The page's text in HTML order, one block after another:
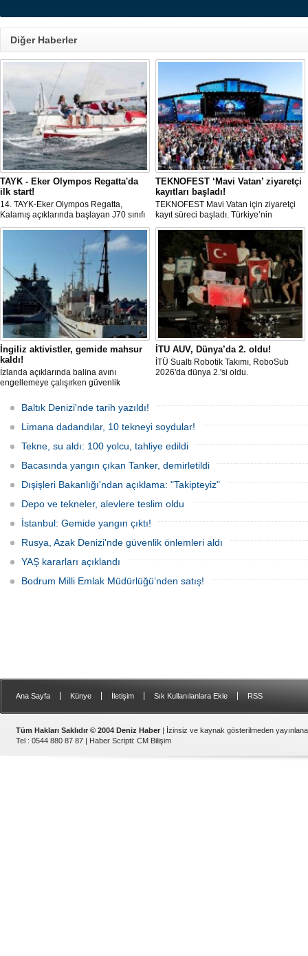
Diğer Haberler
TAYK - Eker Olympos Regatta'da
ilk start!
14. TAYK-Eker Olympos Regatta,
Kalamış açıklarında başlayan J70 sınıfı
yarışlarıyla ilk startını verdi. İstanbul'u 10
gün boyunca yelken coşkusuyla
buluşturacak organizasyonun ilk
gününde 9 tekne rüzgârla buluştu.
TEKNOFEST ‘Mavi Vatan’ ziyaretçi
kayıtları başladı!
TEKNOFEST Mavi Vatan için ziyaretçi
kayıt süreci başladı. Türkiye’nin
denizcilik ve savunma teknolojilerine
odaklanan etkinliği, 20-23 Ağustos
tarihleri arasında Gölcük Tersanesi
Komutanlığı’nda gerçekleştirilecek.
İngiliz aktivistler, gemide mahsur
kaldı!
İzlanda açıklarında balina avını
engellemeye çalışırken güvenlik
protesto gemisindeki 21 çevre aktivisti,
günlerdir gemiden çıkmalarına izin
verilmediğini ve temel haklarının ihlal
edildiğini öne sürdü. Mürettebatta iki
Britanyalı aktivist de bulunuyor.
İTU AUV, Dünya’da 2. oldu!
İTÜ Sualtı Robotik Takımı, RoboSub
2026'da dünya 2.'si oldu.
Baltık Denizi'nde tarih yazıldı!
Limana dadandılar, 10 tekneyi soydular!
Tekne, su aldı: 100 yolcu, tahliye edildi
Bacasında yangın çıkan Tanker, demirletildi
Dışişleri Bakanlığı'ndan açıklama: "Takipteyiz"
Depo ve tekneler, alevlere teslim oldu
İstanbul: Gemide yangın çıktı!
Rusya, Azak Denizi'nde güvenlik önlemleri aldı
YAŞ kararları açıklandı
Bodrum Milli Emlak Müdürlüğü’nden satış!
Ana Sayfa Künye İletişim Sık Kullanılanlara Ekle RSS
Tüm Hakları Saklıdır © 2004 Deniz Haber | İzinsiz ve kaynak gösterilmeden
Tel : 0544 880 87 87 | Haber Scripti: CM Bilişim